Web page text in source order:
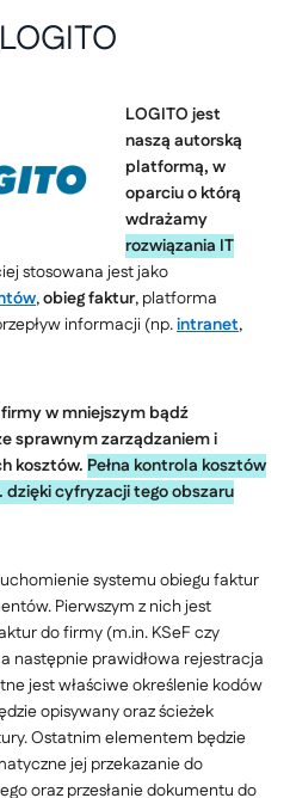
LOGITO jest
naszą autorską
platformą, w
oparciu o którą
wdrażamy
rozwiązania IT
stosowana jest jako
,obieg faktur, platforma
informacji (np.intranet,
w mniejszym bądź
sprawnym zarządzaniem i
kosztów. Pełna kontrola kosztów
cyfryzacji tego obszaru
systemu obiegu faktur
Pierwszym z nich jest
do firmy (m.in. KSeF czy
następnie prawidłowa rejestracja
jest właściwe określenie kodów
opisywany oraz ścieżek
Ostatnim elementem będzie
jej przekazanie do
oraz przesłanie dokumentu do